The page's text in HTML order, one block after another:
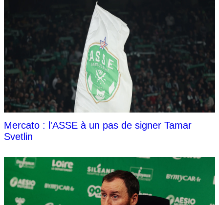
Mercato : l'ASSE à un pas de signer Tamar
Svetlin